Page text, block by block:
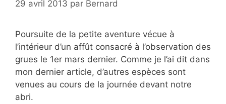
29 avril 2013 par Bernard
Poursuite de la petite aventure vécue à
l’intérieur d’un affût consacré à l’observation des
grues le 1er mars dernier. Comme je l’ai dit dans
mon dernier article, d’autres espèces sont
venues au cours de la journée devant notre
abri.